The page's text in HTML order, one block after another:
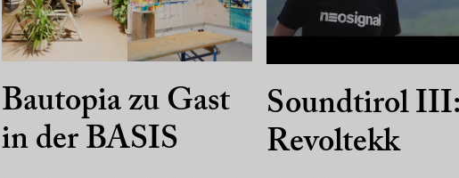
Bautopia zu Gast
in der BASIS
Soundtirol
Revoltekk